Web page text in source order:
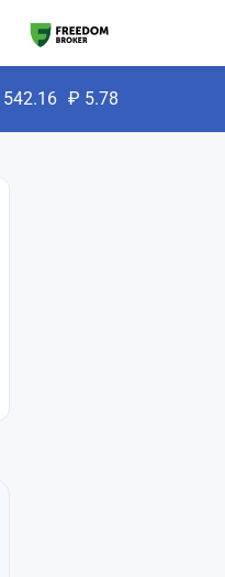
542.16 ₽ 5.78